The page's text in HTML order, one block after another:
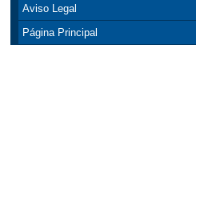
Aviso Legal
Página Principal